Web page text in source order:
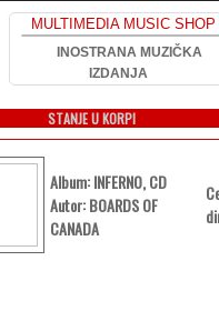
MULTIMEDIA MUSIC SHOP
INOSTRANA MUZIČKA
IZDANJA
STANJE U KORPI
Album: INFERNO, CD
Autor: BOARDS OF
CANADA